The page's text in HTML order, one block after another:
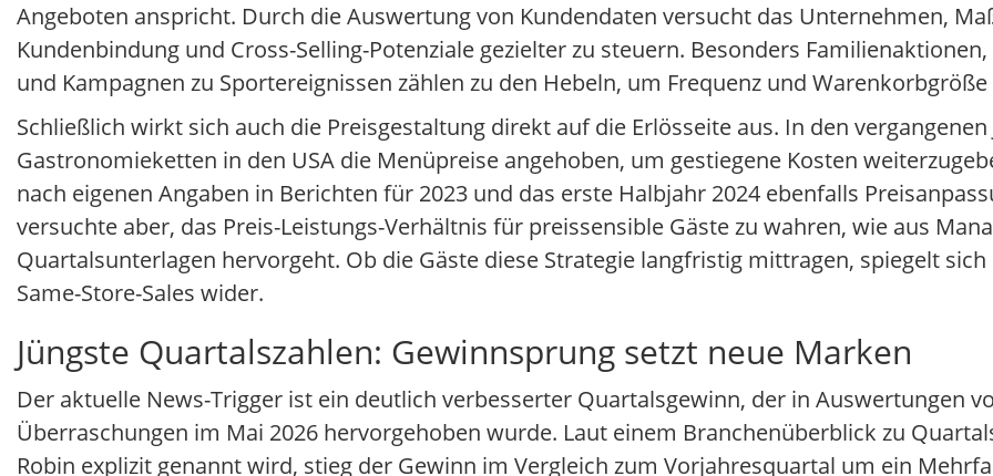
Angeboten anspricht. Durch die Auswertung von Kundendaten versucht das Unternehmen,
Kundenbindung und Cross-Selling-Potenziale gezielter zu steuern. Besonders
und Kampagnen zu Sportereignissen zählen zu den Hebeln, um Frequenz und
Schließlich wirkt sich auch die Preisgestaltung direkt auf die Erlösseite aus. In den
Gastronomieketten in den USA die Menüpreise angehoben, um gestiegene Kosten
nach eigenen Angaben in Berichten für 2023 und das erste Halbjahr 2024 ebenfalls
versuchte aber, das Preis-Leistungs-Verhältnis für preissensible Gäste zu wahren, wie aus
Quartalsunterlagen hervorgeht. Ob die Gäste diese Strategie langfristig mittragen, spiegelt
Same-Store-Sales wider.
Jüngste Quartalszahlen: Gewinnsprung setzt neue Marken
Der aktuelle News-Trigger ist ein deutlich verbesserter Quartalsgewinn, der in Auswertungen
Überraschungen im Mai 2026 hervorgehoben wurde. Laut einem Branchenüberblick zu
Robin explizit genannt wird, stieg der Gewinn im Vergleich zum Vorjahresquartal um ein